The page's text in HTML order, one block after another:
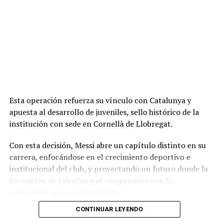
Esta operación refuerza su vínculo con Catalunya y
apuesta al desarrollo de juveniles, sello histórico de la
institución con sede en Cornellà de Llobregat.
Con esta decisión, Messi abre un capítulo distinto en su
carrera, enfocándose en el crecimiento deportivo e
institucional del club, y proyectando un futuro donde la
CONTINUAR LEYENDO